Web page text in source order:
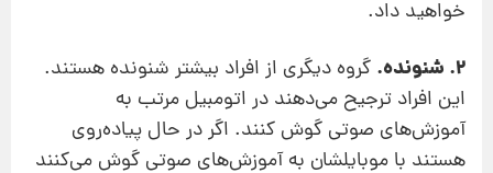
خواهید داد.
2. شنونده.
گروه دیگری از افراد بیشتر شنونده هستند.
این افراد ترجیح می‌دهند در اتومبیل مرتب به
آموزش‌های صوتی گوش كنند. اگر در حال پیاده‌روی
هستند با موبایلشان به آموزش‌های صوتی گوش می‌كنند